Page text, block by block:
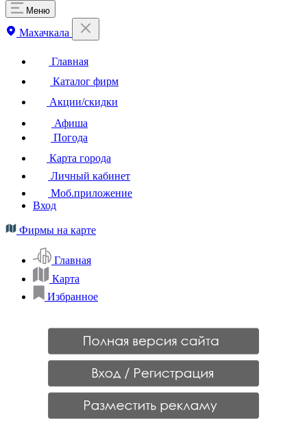
Меню
Махачкала
Главная
Каталог фирм
Акции/скидки
Афиша
Погода
Карта города
Личный кабинет
Моб.приложение
Вход
Фирмы на карте
Главная
Карта
Избранное